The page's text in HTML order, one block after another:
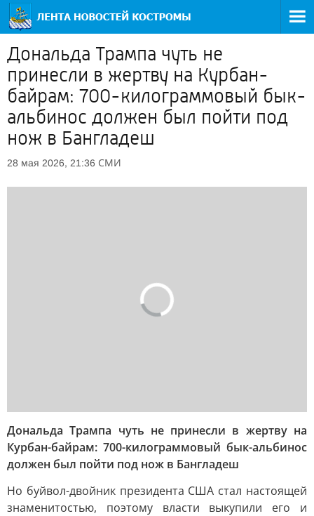
Дональда Трампа чуть не
принесли в жертву на Курбан-
байрам: 700-килограммовый бык-
альбинос должен был пойти под
нож в Бангладеш
28 мая 2026, 21:36 СМИ
Дональда Трампа чуть не принесли в жертву на
Курбан-байрам: 700-килограммовый бык-альбинос
должен был пойти под нож в Бангладеш
Но буйвол-двойник президента США стал настоящей
знаменитостью, поэтому власти выкупили его и